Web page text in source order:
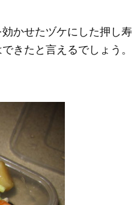
かせたヅケにした押し寿
きたと言えるでしょう。